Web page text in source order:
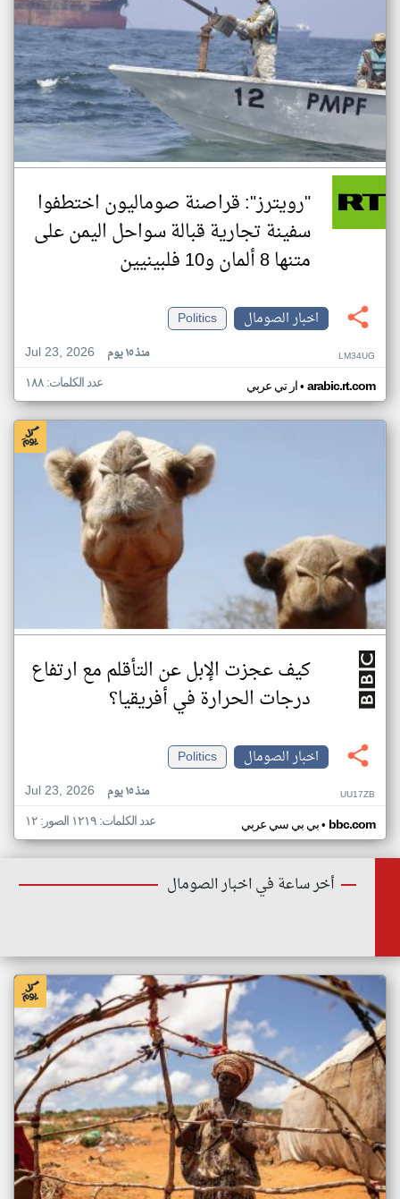
"رويترز": قراصنة صوماليون اختطفوا
سفينة تجارية قبالة سواحل اليمن على
متنها 8 ألمان و10 فلبينيين
اخبار الصومال
Politics
Jul 23, 2026
منذ ١٥ يوم LM34UG
ار تي عربي• arabic.rt.com عدد الكلمات: ١٨٨
كيف عجزت الإبل عن التأقلم مع ارتفاع
درجات الحرارة في أفريقيا؟
اخبار الصومال
Politics
Jul 23, 2026
منذ ١٥ يوم UU17ZB
بي بي سي عربي• bbc.com عدد الكلمات: ١٢١٩ الصور: ١٢
أخر ساعة في اخبار الصومال